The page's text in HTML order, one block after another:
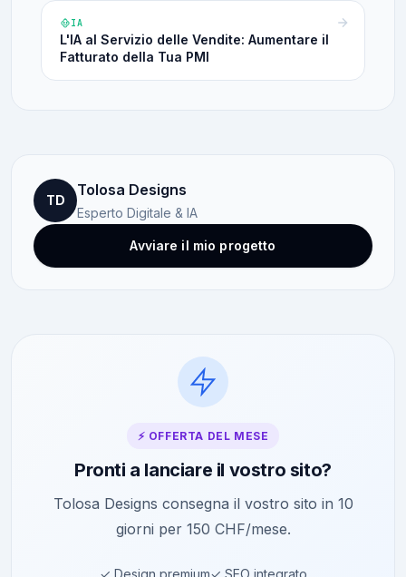
IA
L'IA al Servizio delle Vendite: Aumentare il
Fatturato della Tua PMI
TD
Tolosa Designs
Esperto Digitale & IA
Avviare il mio progetto
⚡ OFFERTA DEL MESE
Pronti a lanciare il vostro sito?
Tolosa Designs consegna il vostro sito in 10
giorni per 150 CHF/mese.
✓ Design premium✓ SEO integrato